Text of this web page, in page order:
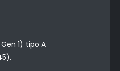
Gen 1) tipo A